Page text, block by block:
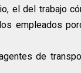
el del trabajo
empleados
de